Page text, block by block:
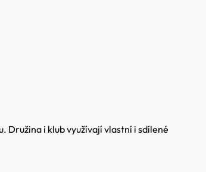
Družina i klub využívají vlastní i sdílené